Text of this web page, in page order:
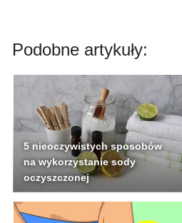
Podobne artykuły:
5 nieoczywistych sposobów
na wykorzystanie sody
oczyszczonej